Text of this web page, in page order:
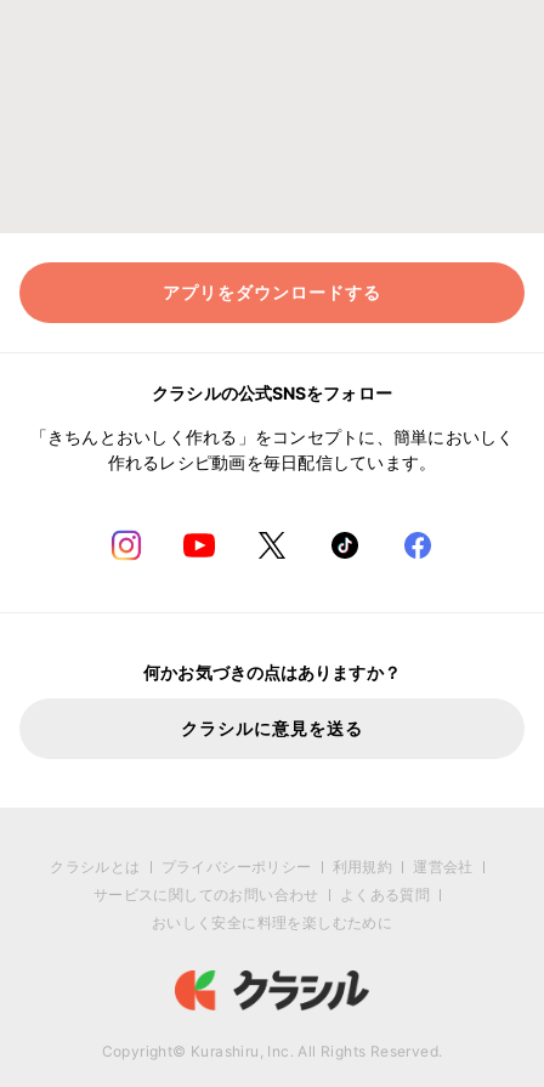
アプリをダウンロードする
クラシルの公式SNSをフォロー
「きちんとおいしく作れる」をコンセプトに、簡単においしく
作れるレシピ動画を毎日配信しています。
何かお気づきの点はありますか？
クラシルに意見を送る
クラシルとは プライバシーポリシー 利用規約
運営会社
サービスに関してのお問い合わせ
よくある質問
おいしく安全に料理を楽しむために
Copyright© Kurashiru, Inc. All Rights Reserved.